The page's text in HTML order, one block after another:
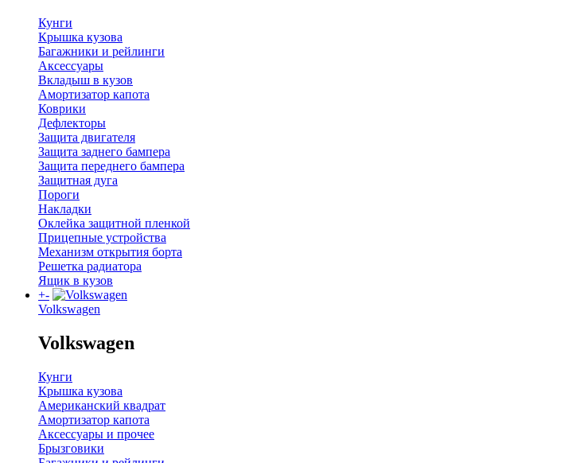
Кунги
Крышка кузова
Багажники и рейлинги
Аксессуары
Вкладыш в кузов
Амортизатор капота
Коврики
Дефлекторы
Защита двигателя
Защита заднего бампера
Защита переднего бампера
Защитная дуга
Пороги
Накладки
Оклейка защитной пленкой
Прицепные устройства
Механизм открытия борта
Решетка радиатора
Ящик в кузов
+-
Volkswagen
Volkswagen
Кунги
Крышка кузова
Американский квадрат
Амортизатор капота
Аксессуары и прочее
Брызговики